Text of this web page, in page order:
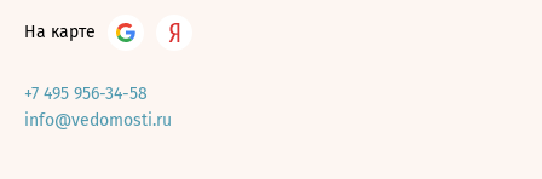
На карте
+7 495 956-34-58
info@vedomosti.ru